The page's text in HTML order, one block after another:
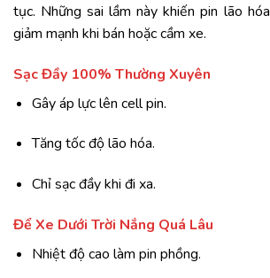
tục. Những sai lầm này khiến pin lão
giảm mạnh khi bán hoặc cầm xe.
Sạc Đầy 100% Thường Xuyên
Gây áp lực lên cell pin.
Tăng tốc độ lão hóa.
Chỉ sạc đầy khi đi xa.
Để Xe Dưới Trời Nắng Quá Lâu
Nhiệt độ cao làm pin phồng.